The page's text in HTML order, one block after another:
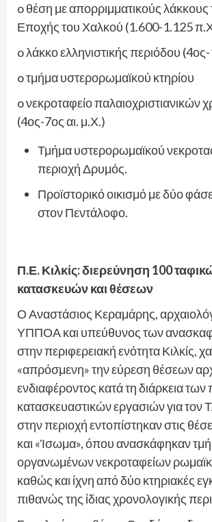
o θέση με απορριμματικούς
Εποχής του Χαλκού (1.600-1.125
o λάκκο ελληνιστικής περιόδου
o τμήμα υστερορωμαϊκού κτηρίου
o νεκροταφείο παλαιοχριστιανικών
(4ος-7ος αι. μ.Χ.)
Τμήμα υστερορωμαϊκού
περιοχή Δρυμός.
Προϊστορικό οικισμό με δύο
στον Πεντάλοφο.
Π.Ε. Κιλκίς: διερεύνηση 100
κατασκευών και θέσεων
Ο Αναστάσιος Κεραμάρης,
ΥΠΠΟΑ και υπεύθυνος των
στην περιφερειακή ενότητα Κιλκίς,
«απρόσμενη» την εύρεση θέσεων
ενδιαφέροντος κατά τη διάρκεια
κατασκευαστικών εργασιών για τον
στην περιοχή εντοπίστηκαν στις
και «Ίσωμα», όπου ανασκάφηκαν
οργανωμένων νεκροταφείων
καθώς και ίχνη από δύο κτηριακές
πιθανώς της ίδιας χρονολογικής